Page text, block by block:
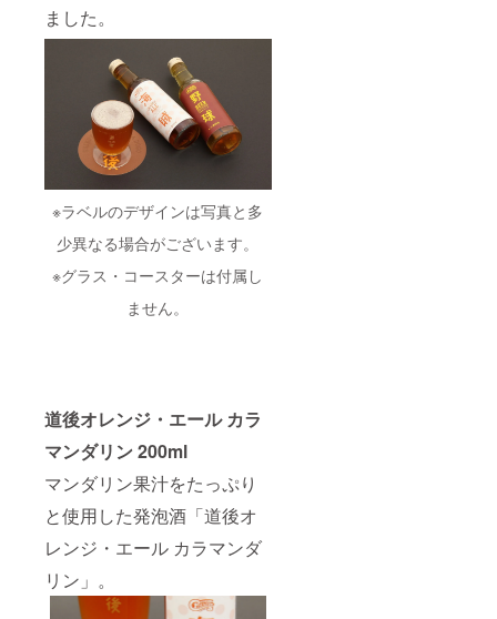
ました。
※ラベルのデザインは写真と多
少異なる場合がございます。
※グラス・コースターは付属し
ません。
道後オレンジ・エール カラ
マンダリン 200ml
マンダリン果汁をたっぷり
と使用した発泡酒「道後オ
レンジ・エール カラマンダ
リン」。